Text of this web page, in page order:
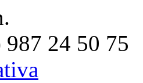
24 50 75